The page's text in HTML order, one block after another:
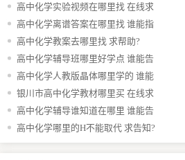
高中化学实验视频在哪里找 在线求
高中化学离谱答案在哪里找 谁能指
高中化学教案去哪里找 求帮助?
高中化学辅导班哪里好学点 谁能告
高中化学人教版晶体哪里学的 谁能
银川市高中化学教材哪里买 在线求
高中化学辅导谁知道在哪里 谁能告
高中化学哪里的H不能取代 求告知?